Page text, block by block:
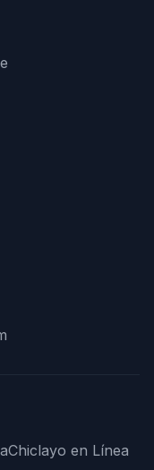
Chiclayo en Línea